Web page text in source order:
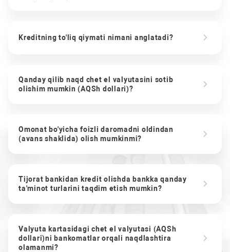
Kreditning to'liq qiymati nimani anglatadi?
Qanday qilib naqd chet el valyutasini sotib
olishim mumkin (AQSh dollari)?
Omonat bo'yicha foizli daromadni oldindan
(avans shaklida) olish mumkinmi?
Tijorat bankidan kredit olishda bankka qanday
ta'minot turlarini taqdim etish mumkin?
Valyuta kartasidagi chet el valyutasi (AQSh
dollari)ni bankomatlar orqali naqdlashtira
olamanmi?